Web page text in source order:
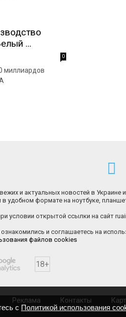
...
0
миллиардов
и актуальных новостей в Украине
удобном формате на ноутбуке,
условии открытой ссылки на сайт
и соглашаетесь на
файлов cookies
18+
Реклама Контакты
с Политикой использования